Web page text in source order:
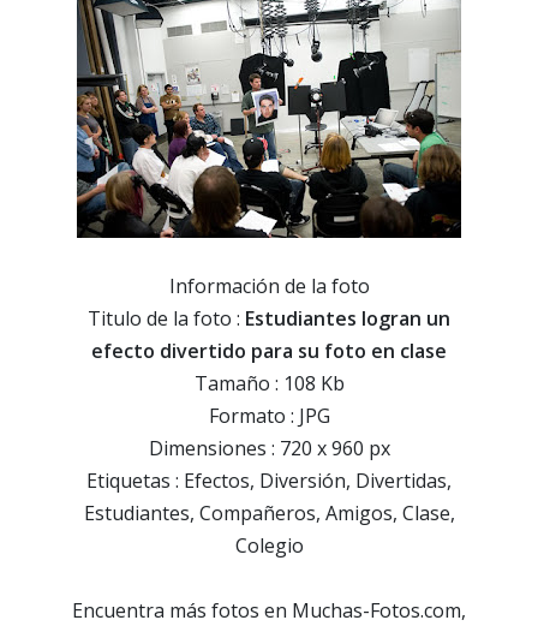
Información de la foto
Titulo de la foto : Estudiantes logran un
efecto divertido para su foto en clase
Tamaño : 108 Kb
Formato : JPG
Dimensiones : 720 x 960 px
Etiquetas : Efectos, Diversión, Divertidas,
Estudiantes, Compañeros, Amigos, Clase,
Colegio
Encuentra más fotos en Muchas-Fotos.com,